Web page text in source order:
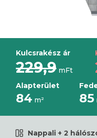
Kulcsrakész ár
229,9 mFt
Alapterület
84 m² 85
Nappali + 2